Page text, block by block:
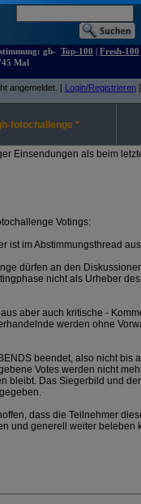
gh-
Mal
Top-100 | Fresh-100
angemeldet. [ Login/Registrieren ]
fotochallenge *
Einsendungen als beim
Votings:
ist im Abstimmungsthread
dürfen an den
nicht als Urheber
aber auch kritische -
werden ohne
beendet, also nicht bis
Votes werden nicht
bleibt. Das Siegerbild und
dass die Teilnehmer
und generell weiter beleben